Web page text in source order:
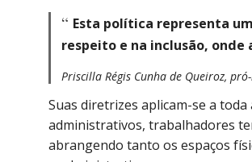
Esta política representa
respeito e na inclusão,
Priscilla Régis Cunha de Queiroz,
Suas diretrizes aplicam-se a
administrativos, trabalhadores
abrangendo tanto os espaços